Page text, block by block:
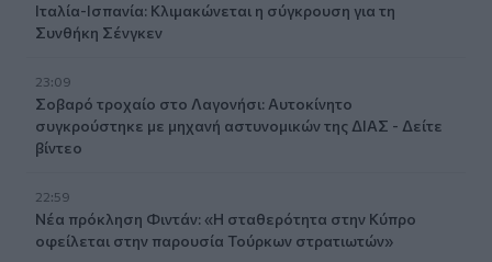
Ιταλία-Ισπανία: Κλιμακώνεται η σύγκρουση για τη
Συνθήκη Σένγκεν
23:09
Σοβαρό τροχαίο στο Λαγονήσι: Αυτοκίνητο
συγκρούστηκε με μηχανή αστυνομικών της ΔΙΑΣ - Δείτε
βίντεο
22:59
Νέα πρόκληση Φιντάν: «Η σταθερότητα στην Κύπρο
οφείλεται στην παρουσία Τούρκων στρατιωτών»